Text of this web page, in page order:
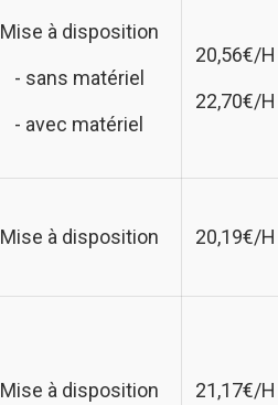
Mise à disposition
- sans matériel
- avec matériel
20,56€/H
22,70€/H
Mise à disposition 20,19€/H
Mise à disposition 21,17€/H